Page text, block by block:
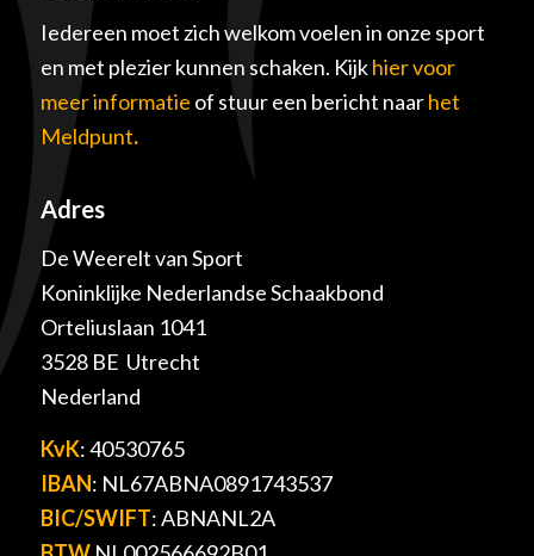
Iedereen moet zich welkom voelen in onze sport
en met plezier kunnen schaken. Kijkhier voor
meer informatie of stuur een bericht naarhet
Meldpunt.
Adres
De Weerelt van Sport
Koninklijke Nederlandse Schaakbond
Orteliuslaan 1041
3528 BE Utrecht
Nederland
KvK: 40530765
IBAN: NL67ABNA0891743537
BIC/SWIFT: ABNANL2A